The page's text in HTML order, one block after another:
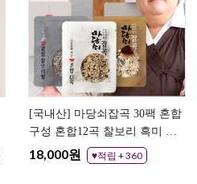
[국내산] 마당쇠잡곡 30팩 혼합
구성 혼합12곡 찰보리 흑미 현
미
18,000원 ♥적립 + 360